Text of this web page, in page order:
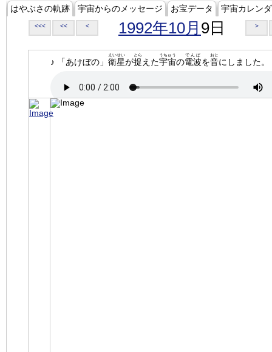
はやぶさの軌跡 宇宙からのメッセージ お宝データ 宇宙カレン
<<< << < 1992年10月 9日 >
♪ 「あけぼの」 衛星
えいせい
が捉
とら
えた宇宙
うちゅう
の電波
でんぱ
を音
おと
にしました。